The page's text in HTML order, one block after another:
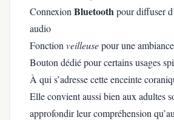
Connexion Bluetoothpour diffuser
audio
Fonction veilleusepour une
Bouton dédié pour certains usages
À qui s’adresse cette enceinte
Elle convient aussi bien aux adultes
approfondir leur compréhension